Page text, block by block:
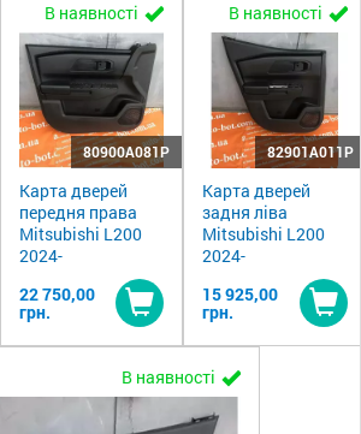
В наявності
80900A081P
Карта дверей
передня права
Mitsubishi L200
2024-
22 750,00
грн.
Купити
В наявності
82901A011P
Карта дверей
задня ліва
Mitsubishi L200
2024-
15 925,00
грн.
В наявності